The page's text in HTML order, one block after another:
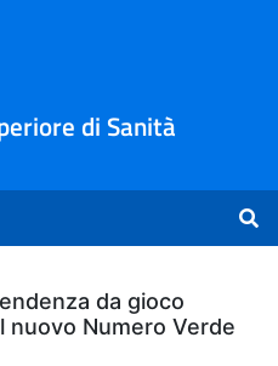
di Sanità
da gioco
nuovo Numero Verde